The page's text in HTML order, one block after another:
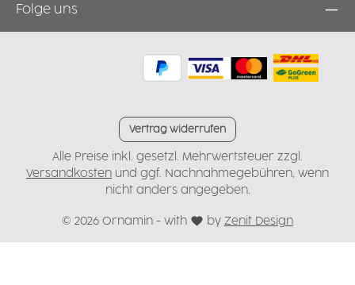
Folge uns
Vertrag widerrufen
© 2026 Ornamin - with by Zenit Design
Alle Preise inkl. gesetzl. Mehrwertsteuer zzgl.
Versandkosten und ggf. Nachnahmegebühren, wenn
nicht anders angegeben.